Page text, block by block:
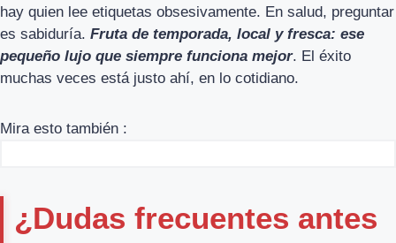
hay quien lee etiquetas obsesivamente. En salud, preguntar
es sabiduría. Fruta de temporada, local y fresca: ese
pequeño lujo que siempre funciona mejor. El éxito
muchas veces está justo ahí, en lo cotidiano.
Mira esto también :
¿Dudas frecuentes antes